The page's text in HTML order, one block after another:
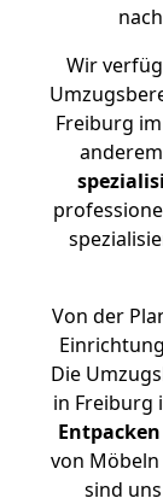
Wir
Freiburg
Von der
Die
in Freiburg
Entpacken
von
sind